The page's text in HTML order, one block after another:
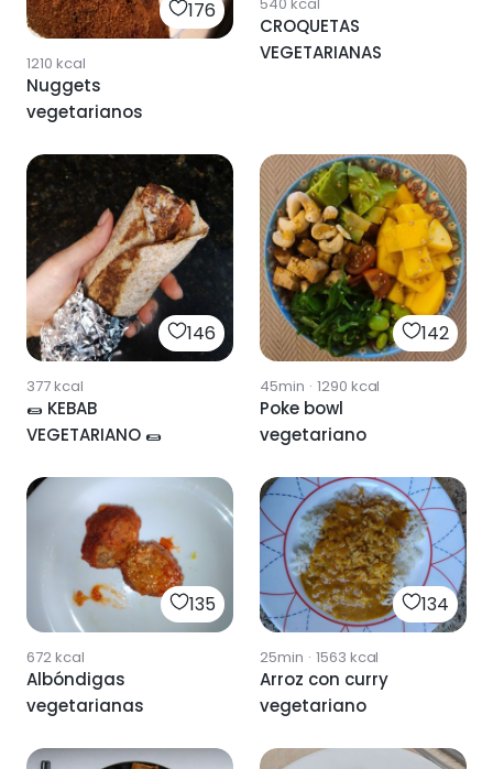
176
1210 kcal
Nuggets
vegetarianos
CROQUETAS
VEGETARIANAS
146
377kcal
🌯 KEBAB
VEGETARIANO 🌯
142
45min · 1290 kcal
Poke bowl
vegetariano
135
672kcal
Albóndigas
vegetarianas
134
25min · 1563 kcal
Arroz con curry
vegetariano